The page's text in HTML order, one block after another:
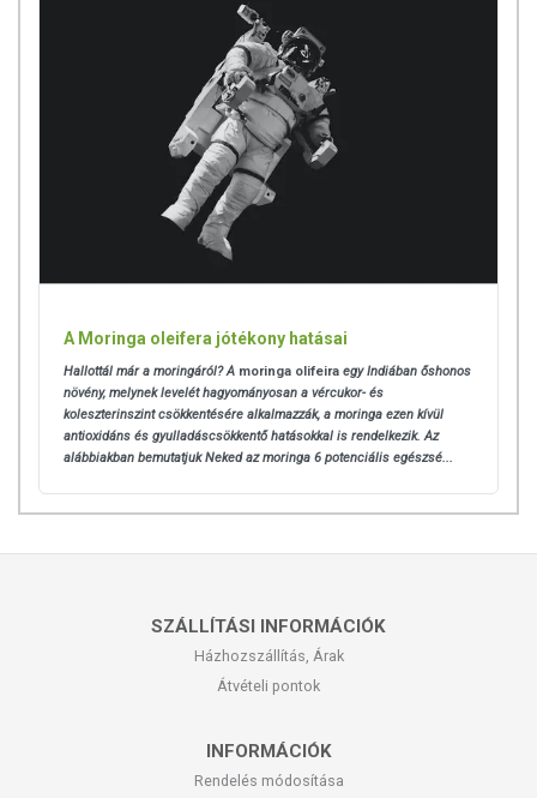
A Moringa oleifera jótékony hatásai
Hallottál már a moringáról? A moringa olifeira egy Indiában őshonos
növény, melynek levelét hagyományosan a vércukor- és
koleszterinszint csökkentésére alkalmazzák, a moringa ezen kívül
antioxidáns és gyulladáscsökkentő hatásokkal is rendelkezik. Az
alábbiakban bemutatjuk Neked az moringa 6 potenciális egészsé...
SZÁLLÍTÁSI INFORMÁCIÓK
Házhozszállítás, Árak
Átvételi pontok
INFORMÁCIÓK
Rendelés módosítása